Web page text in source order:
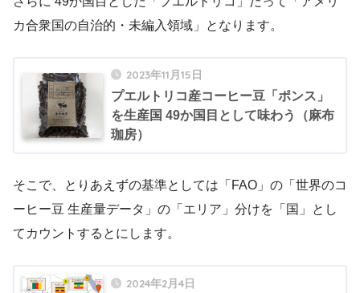
カ合衆国の自治的・未編入領域」となります。
2023年11月15日
プエルトリコ産コーヒー豆「ポンス」
を生産国 49か国目として味わう（麻布
珈房）
そこで、とりあえずの基準としては「FAO」の「世界のコ
ーヒー豆 生産量データ」の「エリア」分けを「国」とし
てカウントするとにします。
2024年2月4日